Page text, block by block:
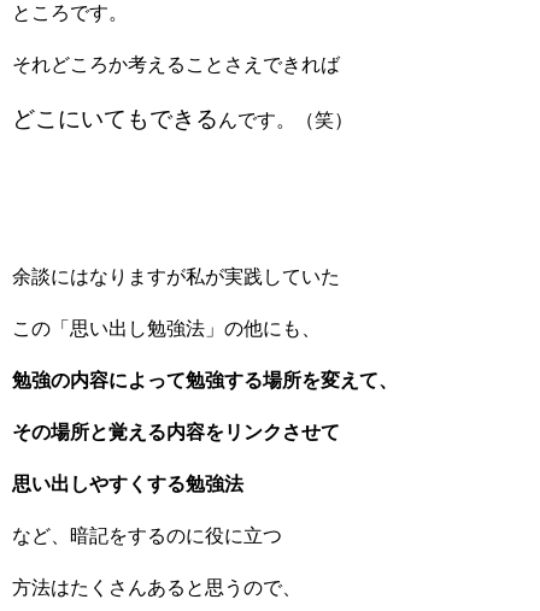
ところです。
それどころか考えることさえできれば
どこにいてもできる んです。（笑）
余談にはなりますが私が実践していた
この「思い出し勉強法」の他にも、
勉強の内容によって勉強する場所を変えて、
その場所と覚える内容をリンクさせて
思い出しやすくする勉強法
など、暗記をするのに役に立つ
方法はたくさんあると思うので、